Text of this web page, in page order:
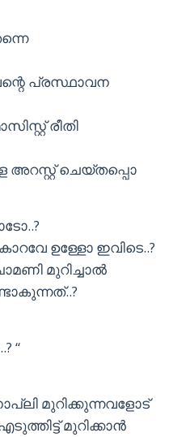
പ്രസ്ഥാവന
രീതി
അറസ്റ്റ് ചെയ്തപ്പൊ
ഉള്ളോ ഇവിടെ..?
മുറിച്ചാൽ
“
മുറിക്കുന്നവളോട്
മുറിക്കാൻ